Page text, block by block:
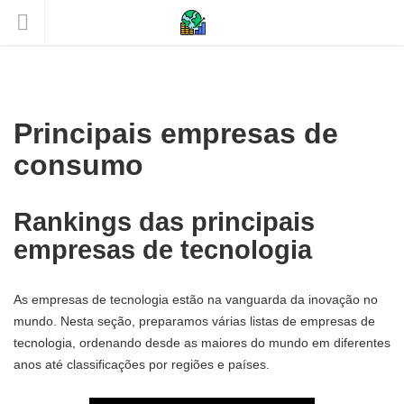
Principais empresas de
consumo
Rankings das principais
empresas de tecnologia
As empresas de tecnologia estão na vanguarda da inovação no
mundo. Nesta seção, preparamos várias listas de empresas de
tecnologia, ordenando desde as maiores do mundo em diferentes
anos até classificações por regiões e países.